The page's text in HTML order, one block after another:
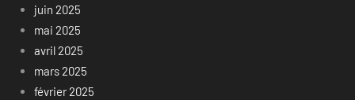
juin 2025
mai 2025
avril 2025
mars 2025
février 2025